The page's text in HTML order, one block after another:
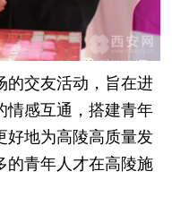
交友活动，旨在进
情感互通，搭建青年
好地为高陵高质量发
的青年人才在高陵施